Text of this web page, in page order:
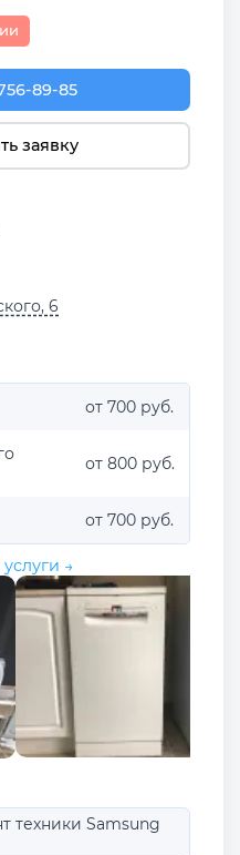
89-85
заявку
6
от 700 руб.
от 800 руб.
от 700 руб.
→
техники Samsung